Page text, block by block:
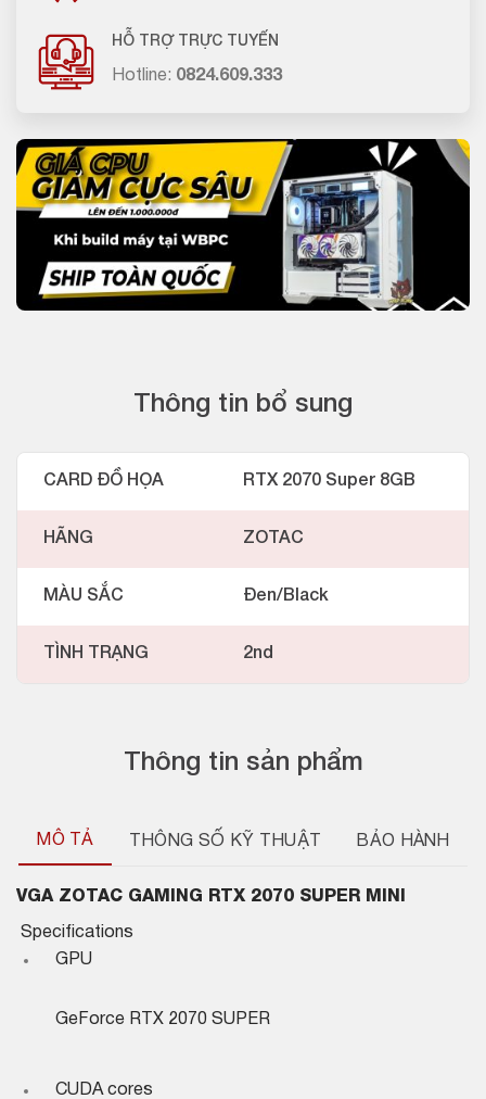
HỖ TRỢ TRỰC TUYẾN
Hotline: 0824.609.333
Thông tin sản phẩm
MÔ TẢ THÔNG SỐ KỸ THUẬT BẢO HÀNH
VGA ZOTAC GAMING RTX 2070 SUPER MINI
Specifications
GPU
GeForce RTX 2070 SUPER
CUDA cores
Thông tin bổ sung
CARD ĐỒ HỌA RTX 2070 Super 8GB
HÃNG ZOTAC
MÀU SẮC Đen/Black
TÌNH TRẠNG 2nd